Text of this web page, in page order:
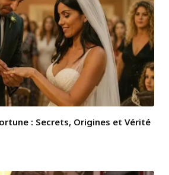
: Secrets, Origines et Vérité